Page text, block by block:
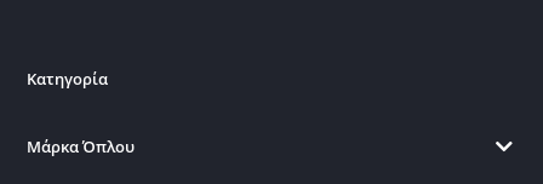
Κατηγορία
Μάρκα Όπλου